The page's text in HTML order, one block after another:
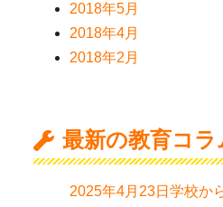
2018年5月
2018年4月
2018年2月
最新の教育コラ
2025年4月23日学校か